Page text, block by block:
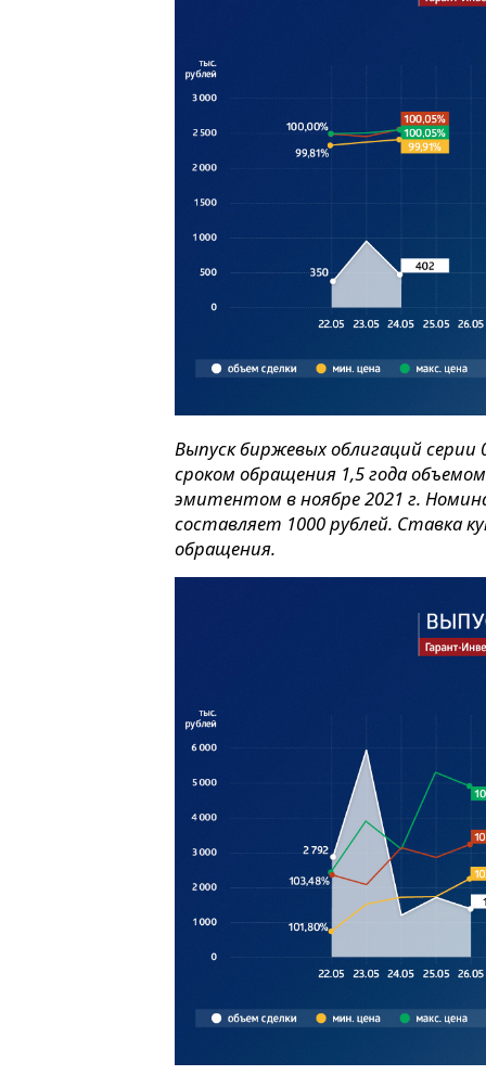
Выпуск биржевых облигаций серии
сроком обращения 1,5 года
эмитентом в ноябре 2021 г.
составляет 1000 рублей. Ставка
обращения.